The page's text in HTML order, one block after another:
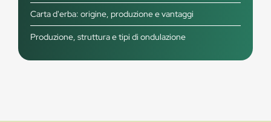
Carta d'erba: origine, produzione e vantaggi
Produzione, struttura e tipi di ondulazione